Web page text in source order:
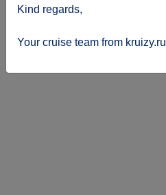
Kind regards,
Your cruise team from kruizy.ru